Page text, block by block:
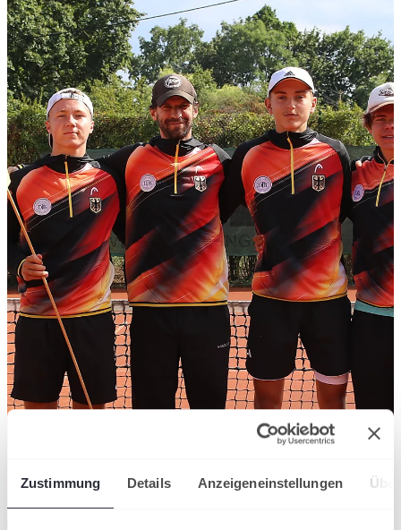
Zustimmung Details Anzeigeneinstellungen